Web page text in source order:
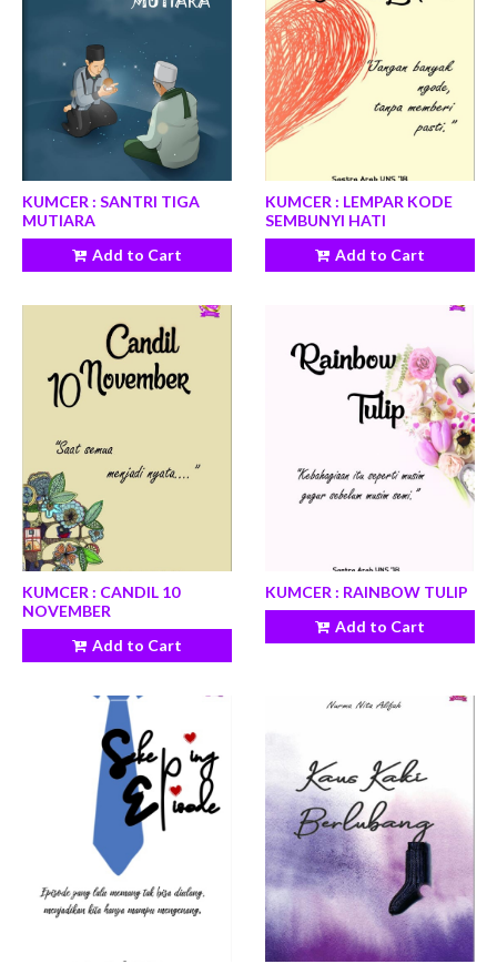
KUMCER : SANTRI TIGA
MUTIARA
Add to Cart
KUMCER : LEMPAR KODE
SEMBUNYI HATI
Add to Cart
KUMCER : CANDIL 10
NOVEMBER
Add to Cart
KUMCER : RAINBOW TULIP
Add to Cart